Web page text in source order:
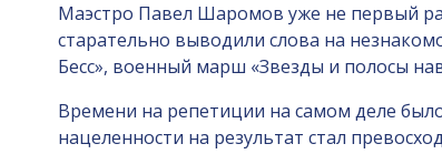
Маэстро Павел Шаромов уже не первый
старательно выводили слова на
Бесс», военный марш «Звезды и полосы
Времени на репетиции на самом деле
нацеленности на результат стал